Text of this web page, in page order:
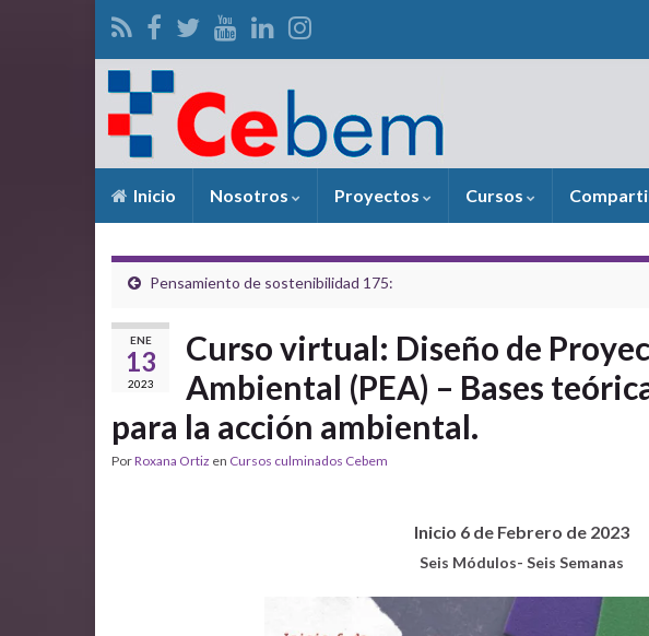
Inicio Nosotros Proyectos Cursos
Pensamiento de sostenibilidad 175:
ENE
13
2023
Curso virtual: Diseño de
Ambiental (PEA) – Bases
para la acción ambiental.
PorRoxana Ortiz en Cursos culminados Cebem
Inicio 6 de Febrero de 2023
Seis Módulos- Seis Semanas